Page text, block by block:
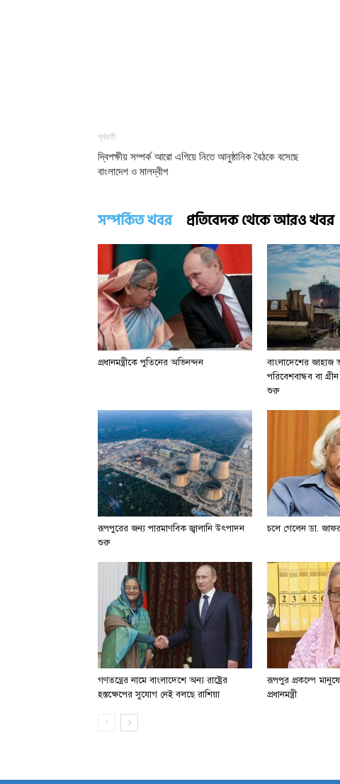
পূর্ববর্তী
দ্বিপক্ষীয় সম্পর্ক আরো এগিয়ে নিতে আনুষ্ঠানিক বৈঠকে বসেছে
বাংলাদেশ ও মালদ্বীপ
সম্পর্কিত খবর প্রতিবেদক থেকে আরও খবর
প্রধানমন্ত্রীকে পুতিনের অভিনন্দন
বাংলাদেশের জাহাজ
পরিবেশবান্ধব বা
শুরু
রূপপুরের জন্য পারমাণবিক জ্বালানি উৎপাদন
শুরু
চলে গেলেন ডা.
গণতন্ত্রের নামে বাংলাদেশে অন্য রাষ্ট্রের
হস্তক্ষেপের সুযোগ নেই বলছে রাশিয়া
রূপপুর প্রকল্পে
প্রধানমন্ত্রী